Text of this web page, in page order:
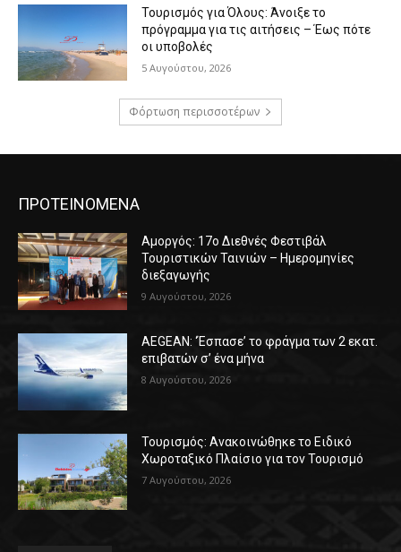
Τουρισμός για Όλους: Άνοιξε το
πρόγραμμα για τις αιτήσεις – Έως πότε
οι υποβολές
5 Αυγούστου, 2026
Φόρτωση περισσοτέρων
ΠΡΟΤΕΙΝΟΜΕΝΑ
Αμοργός: 17ο Διεθνές Φεστιβάλ
Τουριστικών Ταινιών – Ημερομηνίες
διεξαγωγής
9 Αυγούστου, 2026
AEGEAN: ‘Έσπασε’ το φράγμα των 2 εκατ.
επιβατών σ’ ένα μήνα
8 Αυγούστου, 2026
Τουρισμός: Ανακοινώθηκε το Ειδικό
Χωροταξικό Πλαίσιο για τον Τουρισμό
7 Αυγούστου, 2026